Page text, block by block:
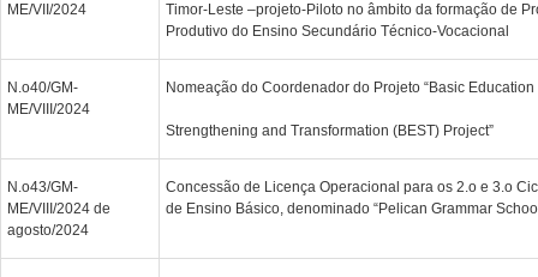
ME/VII/2024
Timor-Leste –projeto-Piloto no âmbito da formação de
Produtivo do Ensino Secundário Técnico-Vocacional
N.o40/GM-
ME/VIII/2024
Nomeação do Coordenador do Projeto “Basic Education
Strengthening and Transformation (BEST) Project”
N.o43/GM-
ME/VIII/2024 de
agosto/2024
Concessão de Licença Operacional para os 2.o e 3.o
de Ensino Básico, denominado “Pelican Grammar